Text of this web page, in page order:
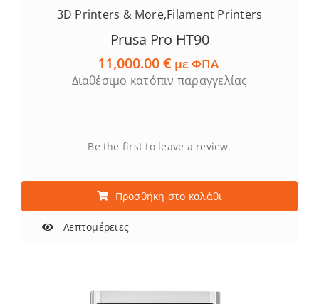
3D Printers & More,Filament Printers
Prusa Pro HT90
11,000.00€ με ΦΠΑ
Διαθέσιμο κατόπιν παραγγελίας
Be the first to leave a review.
Προσθήκη στο καλάθι
Λεπτομέρειες